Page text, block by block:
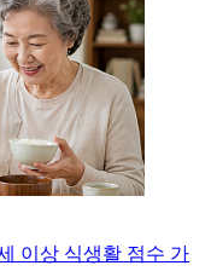
이상 식생활 점수 가